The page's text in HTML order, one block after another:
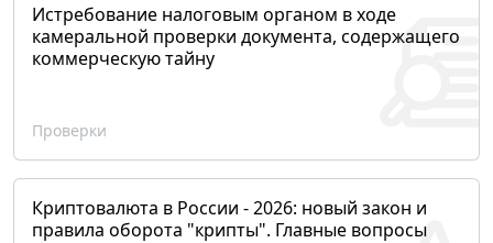
Истребование налоговым органом в ходе
камеральной проверки документа, содержащего
коммерческую тайну
Проверки
Криптовалюта в России - 2026: новый закон и
правила оборота "крипты". Главные вопросы